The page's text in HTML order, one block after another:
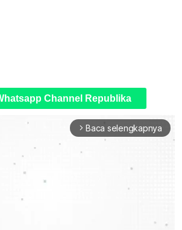
Channel Republika
arrow_forward_ios Baca selengkapnya